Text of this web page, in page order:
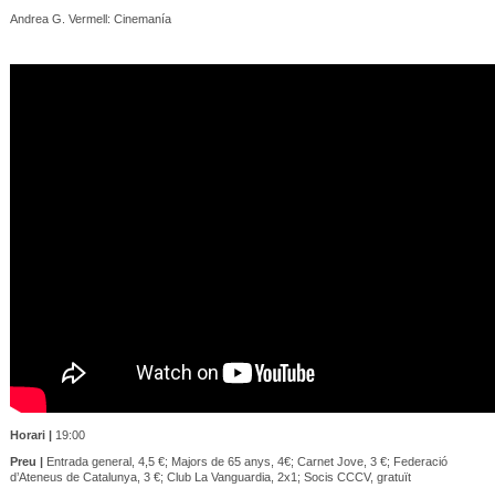
Andrea G. Vermell: Cinemanía
Horari |19:00
Preu |Entrada general, 4,5 €; Majors de 65 anys, 4€; Carnet Jove, 3 €; Federació
d’Ateneus de Catalunya, 3 €; Club La Vanguardia, 2x1; Socis CCCV, gratuït